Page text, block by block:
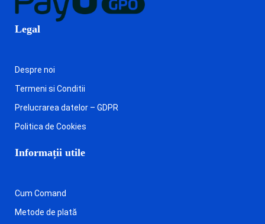
Legal
Despre noi
Termeni si Conditii
Prelucrarea datelor – GDPR
Politica de Cookies
Informații utile
Cum Comand
Metode de plată